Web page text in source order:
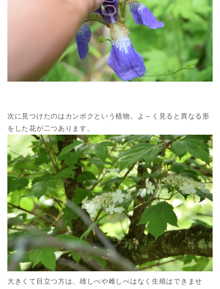
次に見つけたのはカンボクという植物。よ～く見ると異なる形
をした花が二つあります。
大きくて目立つ方は、雄しべや雌しべはなく生殖はできませ